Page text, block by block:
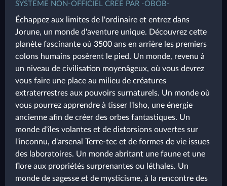
SYSTÈME NON-OFFICIEL CRÉÉ PAR -OBOB-
Échappez aux limites de l'ordinaire et entrez dans
Jorune, un monde d'aventure unique. Découvrez cette
planète fascinante où 3500 ans en arrière les premiers
colons humains posèrent le pied. Un monde, revenu à
un niveau de civilisation moyenâgeux, où vous devrez
vous faire une place au milieu de créatures
extraterrestres aux pouvoirs surnaturels. Un monde où
vous pourrez apprendre à tisser l'Isho, une énergie
ancienne afin de créer des orbes fantastiques. Un
monde d'îles volantes et de distorsions ouvertes sur
l'inconnu, d'arsenal Terre-tec et de formes de vie issues
des laboratoires. Un monde abritant une faune et une
flore aux propriétés surprenantes ou léthales. Un
monde de sagesse et de mysticisme, à la rencontre des